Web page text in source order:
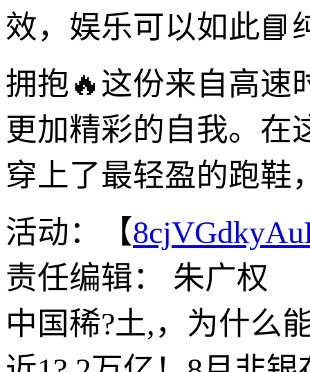
效，娱乐可以如此📘
拥抱🔥这份来自高速
更加精彩的自我。在
穿上了最轻盈的跑鞋
活动：【
责任编辑： 朱广权
中国稀?土,，为什么